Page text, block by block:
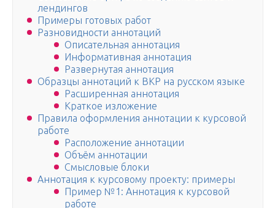
лендингов
Примеры готовых работ
Разновидности аннотаций
Описательная аннотация
Информативная аннотация
Развернутая аннотация
Образцы аннотаций к ВКР на русском языке
Расширенная аннотация
Краткое изложение
Правила оформления аннотации к курсовой
работе
Расположение аннотации
Объём аннотации
Смысловые блоки
Аннотация к курсовому проекту: примеры
Пример №1: Аннотация к курсовой
работе